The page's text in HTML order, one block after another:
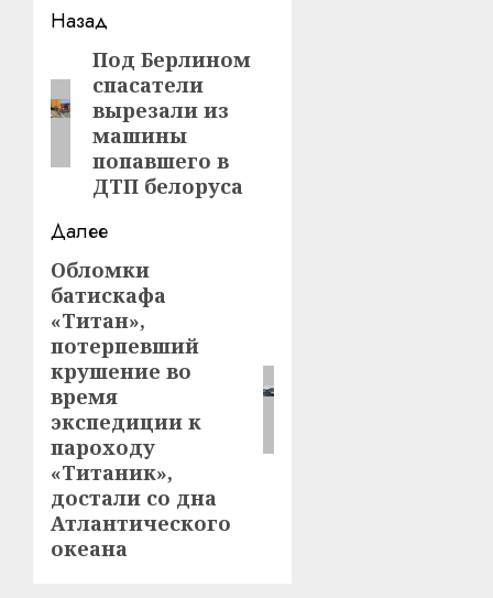
Навигация
записи
Назад
Предыдущая
запись:
Под Берлином
спасатели
вырезали из
машины
попавшего в
ДТП белоруса
Далее
Следующая
запись:
Обломки
батискафа
«Титан»,
потерпевший
крушение во
время
экспедиции к
пароходу
«Титаник»,
достали со дна
Атлантического
океана